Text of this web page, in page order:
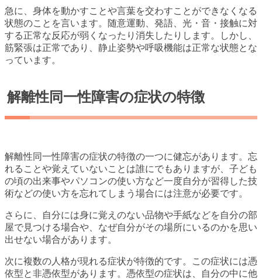
急に、身体を動かすことや言葉を交わすことができなくなる
状態のことを言います。随意運動、発語、光・音・接触に対
する正常な反応が弱くなったり消失したりします。しかし、
筋緊張は正常であり、静止姿勢や呼吸機能は正常な状態とな
っています。
解離性同一性障害の症状の特徴
解離性同一性障害の症状の特徴の一つに健忘があります。忘
れることや覚えていないことは誰にでもありますが、子ども
の頃の出来事やパソコンの使い方など一度自分が習得した技
術などの使い方を忘れてしまう場合には注意が必要です。
さらに、自分には身に覚えのない品物や手紙などを自分の部
屋で見つける場合や、なぜ自分がその場所にいるのかを思い
出せない場合があります。
次に複数の人格が現れる症状が特徴的です。この症状には憑
依型と非憑依型があります。憑依型の症状は、自分の中に他